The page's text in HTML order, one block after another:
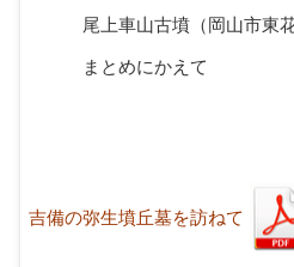
尾上車山古墳（岡山市東
まとめにかえて
吉備の弥生墳丘墓を訪ねて